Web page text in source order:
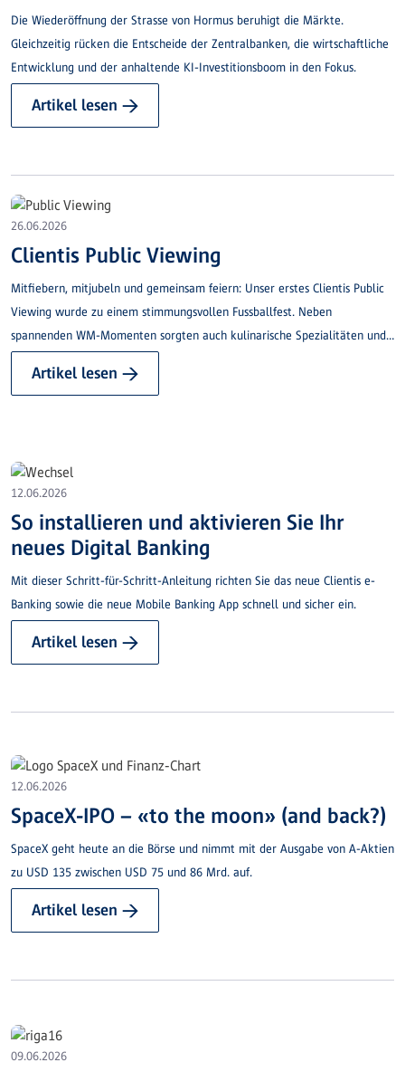
Die Wiederöffnung der Strasse von Hormus beruhigt die Märkte.
Gleichzeitig rücken die Entscheide der Zentralbanken, die wirtschaftliche
Entwicklung und der anhaltende KI-Investitionsboom in den Fokus.
Artikel lesen →
26.06.2026
Clientis Public Viewing
Mitfiebern, mitjubeln und gemeinsam feiern: Unser erstes Clientis Public
Viewing wurde zu einem stimmungsvollen Fussballfest. Neben
spannenden WM-Momenten sorgten auch kulinarische Spezialitäten und
Artikel lesen →
12.06.2026
So installieren und aktivieren Sie Ihr
neues Digital Banking
Mit dieser Schritt-für-Schritt-Anleitung richten Sie das neue Clientis e-
Banking sowie die neue Mobile Banking App schnell und sicher ein.
Artikel lesen →
12.06.2026
SpaceX-IPO – «to the moon» (and back?)
SpaceX geht heute an die Börse und nimmt mit der Ausgabe von A-Aktien
zu USD 135 zwischen USD 75 und 86 Mrd. auf.
Artikel lesen →
09.06.2026